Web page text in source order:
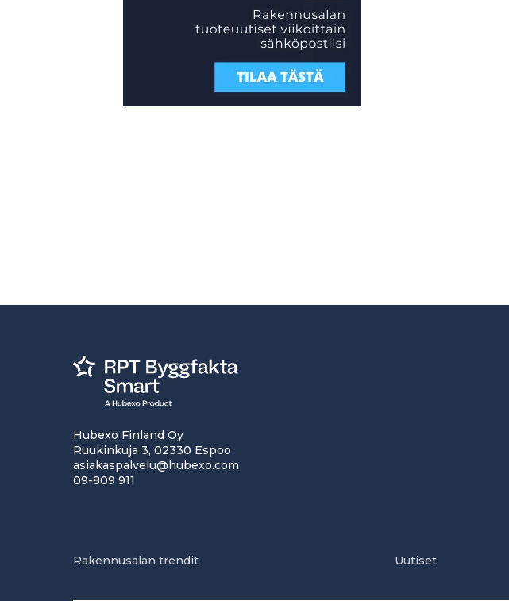
Hubexo Finland Oy
Ruukinkuja 3, 02330 Espoo
asiakaspalvelu@hubexo.com
09-809 911
Rakennusalan trendit Uutiset